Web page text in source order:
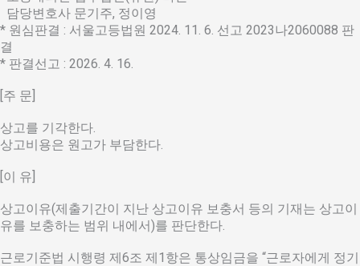
담당변호사 문기주, 정이영
* 원심판결 : 서울고등법원 2024. 11. 6. 선고 2023나2060088 판
결
* 판결선고 : 2026. 4. 16.
[주 문]
상고를 기각한다.
상고비용은 원고가 부담한다.
[이 유]
상고이유(제출기간이 지난 상고이유 보충서 등의 기재는 상고이
유를 보충하는 범위 내에서)를 판단한다.
근로기준법 시행령 제6조 제1항은 통상임금을 “근로자에게 정기